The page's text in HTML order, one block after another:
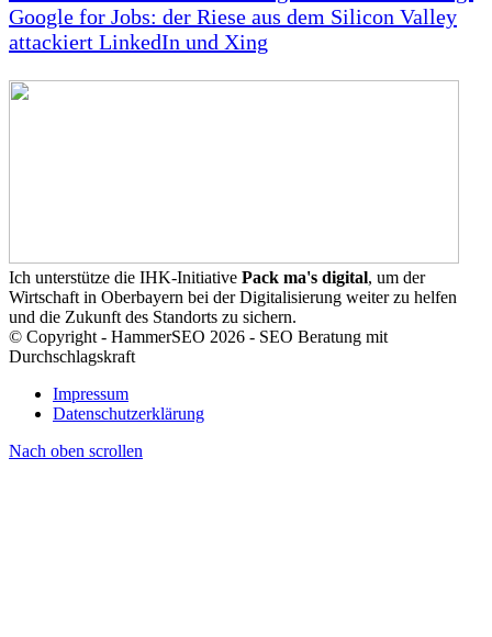
Google for Jobs: der Riese aus dem Silicon Valley
attackiert LinkedIn und Xing
Ich unterstütze die IHK-Initiative Pack ma's digital, um der
Wirtschaft in Oberbayern bei der Digitalisierung weiter zu helfen
und die Zukunft des Standorts zu sichern.
© Copyright - HammerSEO 2026 - SEO Beratung mit
Durchschlagskraft
Impressum
Datenschutzerklärung
Nach oben scrollen